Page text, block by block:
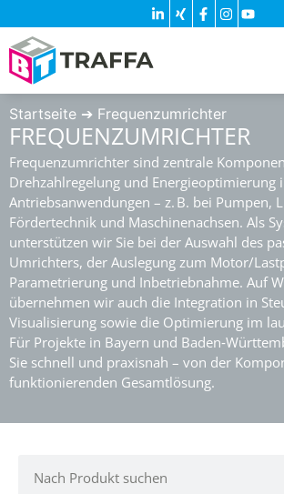
Startseite ➔ Frequenzumrichter
FREQUENZUMRICHTER
Frequenzumrichter sind zentrale
Drehzahlregelung und Energieoptimierung
Antriebsanwendungen – z. B. bei Pumpen,
Fördertechnik und Maschinenachsen. Als
unterstützen wir Sie bei der Auswahl des
Umrichters, der Auslegung zum Motor/
Parametrierung und Inbetriebnahme. Auf
übernehmen wir auch die Integration in
Visualisierung sowie die Optimierung im
Für Projekte in Bayern und
Sie schnell und praxisnah – von der
funktionierenden Gesamtlösung.